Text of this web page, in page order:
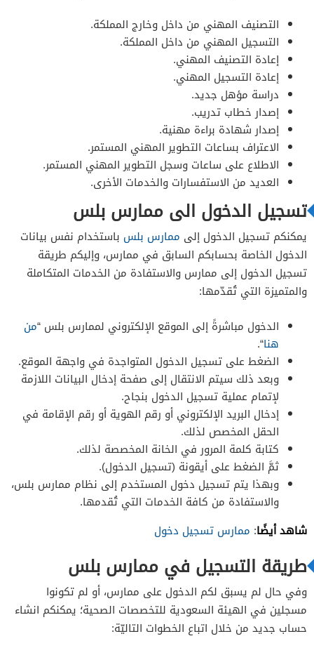
التصنيف المهني من داخل وخارج المملكة.
التسجيل المهني من داخل المملكة.
إعادة التصنيف المهني.
إعادة التسجيل المهني.
دراسة مؤهل جديد.
إصدار خطاب تدريب.
إصدار شهادة براءة مهنية.
الاعتراف بساعات التطوير المهني المستمر.
الاطلاع على ساعات وسجل التطوير المهني المستمر.
العديد من الاستفسارات والخدمات الأخرى.
تسجيل الدخول الى ممارس بلس
يمكنكم تسجيل الدخول إلى ممارس بلس باستخدام نفس بيانات
الدخول الخاصة بحسابكم السابق في ممارس، وإليكم طريقة
تسجيل الدخول إلى ممارس والاستفادة من الخدمات المتكاملة
والمتميزة التي تُقدّمها:
الدخول مباشرةً إلى الموقع الإلكتروني لممارس بلس “من
هنا“.
الضغط على تسجيل الدخول المتواجدة في واجهة الموقع.
وبعد ذلك سيتم الانتقال إلى صفحة إدخال البيانات اللازمة
لإتمام عملية تسجيل الدخول بنجاح.
إدخال البريد الإلكتروني أو رقم الهوية أو رقم الإقامة في
الحقل المخصص لذلك.
كتابة كلمة المرور في الخانة المخصصة لذلك.
ثمَّ الضغط على أيقونة (تسجيل الدخول).
وبهذا يتم تسجيل دخول المستخدم إلى نظام ممارس بلس،
والاستفادة من كافة الخدمات التي تُقدمها.
شاهد أيضًا: ممارس تسجيل دخول
طريقة التسجيل في ممارس بلس
وفي حال لم يسبق لكم الدخول على ممارس، أو لم تكونوا
مسجلين في الهيئة السعودية للتخصصات الصحية؛ يمكنكم انشاء
حساب جديد من خلال اتباع الخطوات التاليّة: